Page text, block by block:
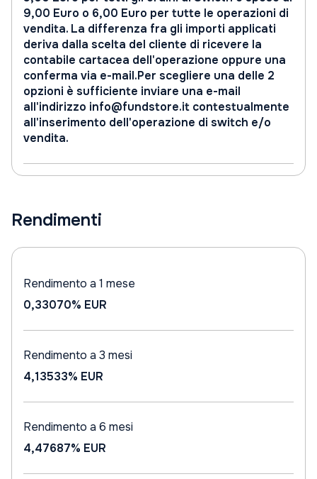
9,00 Euro o 6,00 Euro per tutte le operazioni di
vendita. La differenza fra gli importi applicati
deriva dalla scelta del cliente di ricevere la
contabile cartacea dell'operazione oppure una
conferma via e-mail.Per scegliere una delle 2
opzioni è sufficiente inviare una e-mail
all'indirizzo info@fundstore.it contestualmente
all'inserimento dell'operazione di switch e/o
vendita.
Rendimenti
Rendimento a 1 mese
0,33070% EUR
Rendimento a 3 mesi
4,13533% EUR
Rendimento a 6 mesi
4,47687% EUR